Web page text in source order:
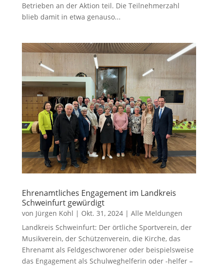
Betrieben an der Aktion teil. Die Teilnehmerzahl
blieb damit in etwa genauso...
Ehrenamtliches Engagement im Landkreis
Schweinfurt gewürdigt
von Jürgen Kohl | Okt. 31, 2024| Alle Meldungen
Landkreis Schweinfurt: Der örtliche Sportverein, der
Musikverein, der Schützenverein, die Kirche, das
Ehrenamt als Feldgeschworener oder beispielsweise
das Engagement als Schulweghelferin oder -helfer –